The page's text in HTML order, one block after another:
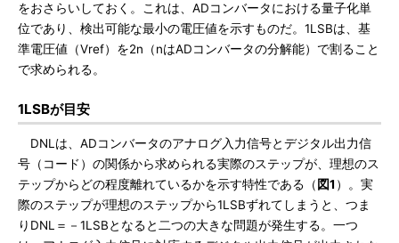
をおさらいしておく。これは、ADコンバータにおける量子化単
位であり、検出可能な最小の電圧値を示すものだ。1LSBは、基
準電圧値（Vref）を2n（nはADコンバータの分解能）で割ること
で求められる。
1LSBが目安
DNLは、ADコンバータのアナログ入力信号とデジタル出力信
号（コード）の関係から求められる実際のステップが、理想のス
テップからどの程度離れているかを示す特性である（ 図1 ）。実
際のステップが理想のステップから1LSBずれてしまうと、つま
りDNL＝－1LSBとなると二つの大きな問題が発生する。一つ